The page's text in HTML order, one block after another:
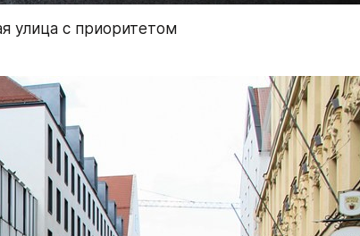
улица с приоритетом